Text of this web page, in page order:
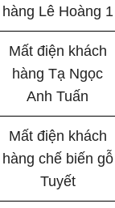
hàng Lê Hoàng 1
Mất điện khách
hàng Tạ Ngọc
Anh Tuấn
Mất điện khách
hàng chế biến gỗ
Tuyết